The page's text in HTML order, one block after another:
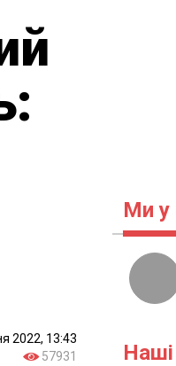
2022, 13:43
57931
Ми у